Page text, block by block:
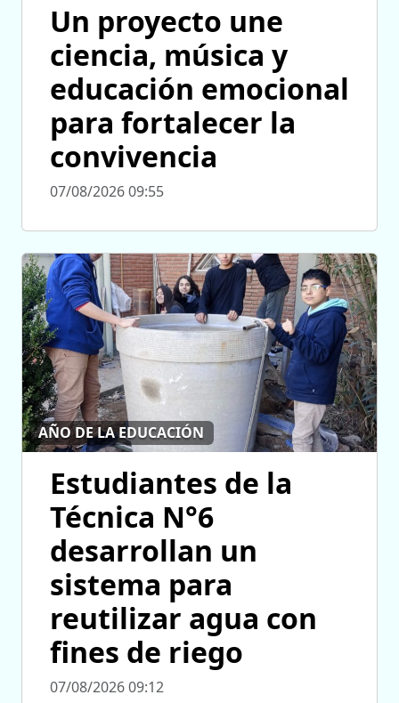
Un proyecto une
ciencia, música y
educación emocional
para fortalecer la
convivencia
07/08/2026 09:55
AÑO DE LA EDUCACIÓN
Estudiantes de la
Técnica N°6
desarrollan un
sistema para
reutilizar agua con
fines de riego
07/08/2026 09:12